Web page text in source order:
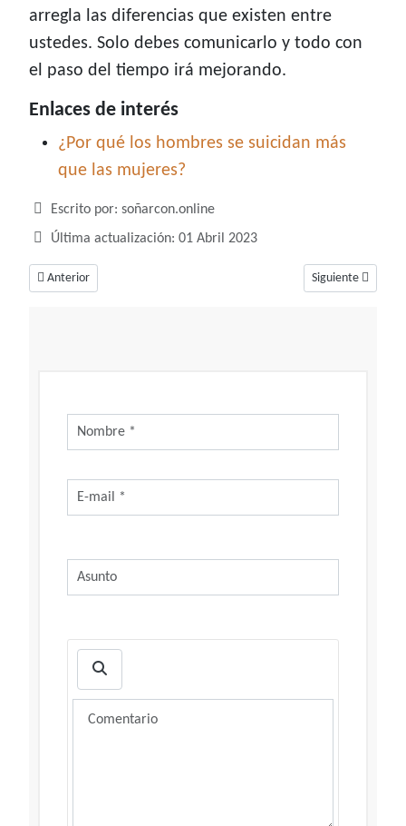
arregla las diferencias que existen entre
ustedes. Solo debes comunicarlo y todo con
el paso del tiempo irá mejorando.
Enlaces de interés
¿Por qué los hombres se suicidan más
que las mujeres?
Detalles
Escrito por: soñarcon.online
Última actualización: 01 Abril 2023
Artículo anterior: Soñar con San Valentín, un sueño de buenas noticias
Anterior Artículo siguiente:
Siguiente